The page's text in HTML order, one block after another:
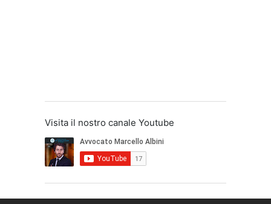
Visita il nostro canale Youtube